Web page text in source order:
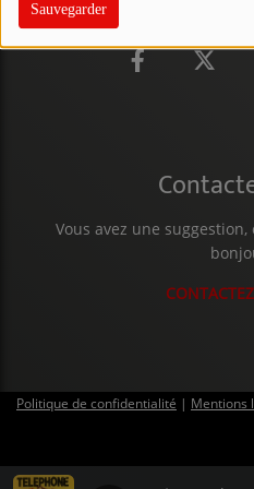
Sauvegarder
PARTICIPEZ
JEUX CONCOURS
CRÉATIONS AUDIOVISUELLES
Vous avez une
Politique de confidentialité | Mentions